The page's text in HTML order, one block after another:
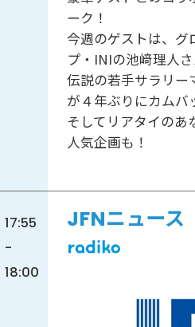
ーク！
今週のゲストは、グ
プ・INIの池﨑理人
伝説の若手サラリー
が４年ぶりにカムバ
そしてリアタイのあ
人気企画も！
17:55
-
18:00
JFNニュース